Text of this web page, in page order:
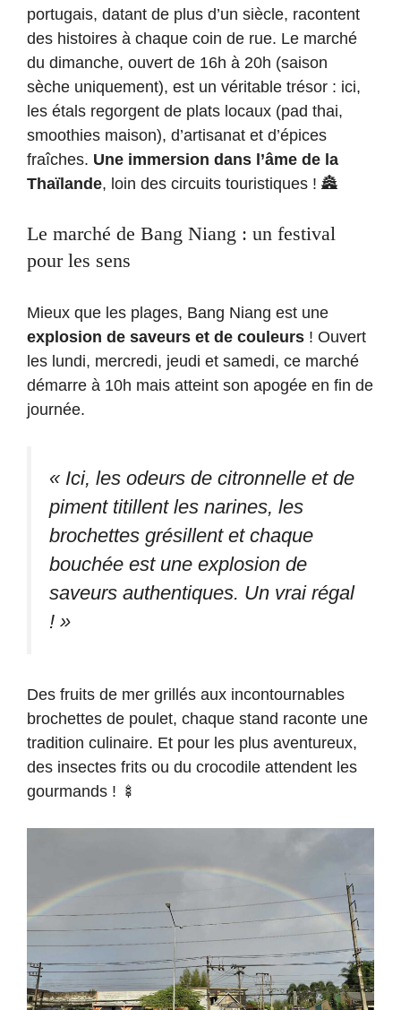
portugais, datant de plus d’un siècle, racontent
des histoires à chaque coin de rue. Le marché
du dimanche, ouvert de 16h à 20h (saison
sèche uniquement), est un véritable trésor : ici,
les étals regorgent de plats locaux (pad thai,
smoothies maison), d’artisanat et d’épices
fraîches. Une immersion dans l’âme de la
Thaïlande, loin des circuits touristiques ! 🏯
Le marché de Bang Niang : un festival
pour les sens
Mieux que les plages, Bang Niang est une
explosion de saveurs et de couleurs ! Ouvert
les lundi, mercredi, jeudi et samedi, ce marché
démarre à 10h mais atteint son apogée en fin de
journée.
« Ici, les odeurs de citronnelle et de
piment titillent les narines, les
brochettes grésillent et chaque
bouchée est une explosion de
saveurs authentiques. Un vrai régal
! »
Des fruits de mer grillés aux incontournables
brochettes de poulet, chaque stand raconte une
tradition culinaire. Et pour les plus aventureux,
des insectes frits ou du crocodile attendent les
gourmands ! 🍢